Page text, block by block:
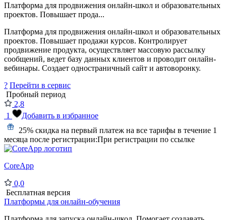
Платформа для продвижения онлайн-школ и образовательных
проектов. Повышает прода...
Платформа для продвижения онлайн-школ и образовательных
проектов. Повышает продажи курсов. Контролирует
продвижение продукта, осуществляет массовую рассылку
сообщений, ведет базу данных клиентов и проводит онлайн-
вебинары. Создает одностраничный сайт и автоворонку.
? Перейти в сервис
Пробный период
2,8
1
Добавить в избранное
25% скидка на первый платеж на все тарифы в течение 1
месяца после регистрации:При регистрации по ссылке
CoreApp
0,0
Бесплатная версия
Платформы для онлайн-обучения